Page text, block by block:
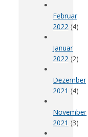
Februar
2022 (4)
Januar
2022 (2)
Dezember
2021 (4)
November
2021 (3)